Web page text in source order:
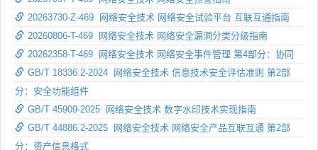
20263730-Z-469 网络安全技术 网络安全试验平台 互联互通指南
20260806-T-469 网络安全技术 网络安全漏洞分类分级指南
20262358-T-469 网络安全技术 网络安全事件管理 第4部分：协同
GB/T 18336.2-2024 网络安全技术 信息技术安全评估准则 第2部
分：安全功能组件
GB/T 45909-2025 网络安全技术 数字水印技术实现指南
GB/T 44886.2-2025 网络安全技术 网络安全产品互联互通 第2部
分：资产信息格式